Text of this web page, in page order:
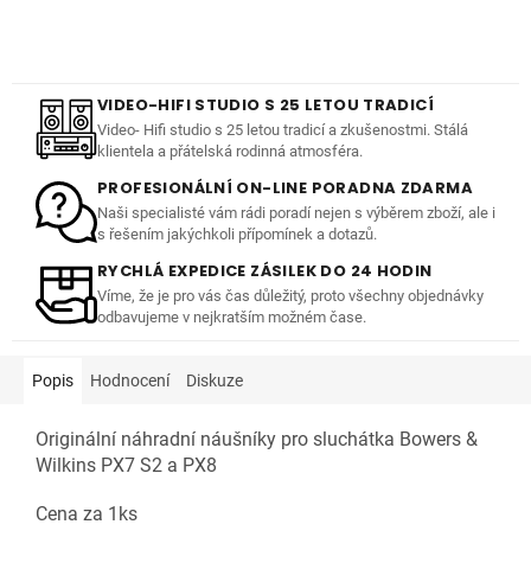
VIDEO-HIFI STUDIO S 25 LETOU TRADICÍ
Video- Hifi studio s 25 letou tradicí a zkušenostmi. Stálá
klientela a přátelská rodinná atmosféra.
PROFESIONÁLNÍ ON-LINE PORADNA ZDARMA
Naši specialisté vám rádi poradí nejen s výběrem zboží, ale i
s řešením jakýchkoli přípomínek a dotazů.
RYCHLÁ EXPEDICE ZÁSILEK DO 24 HODIN
Víme, že je pro vás čas důležitý, proto všechny objednávky
odbavujeme v nejkratším možném čase.
Popis Hodnocení Diskuze
Originální náhradní náušníky pro sluchátka Bowers &
Wilkins PX7 S2 a PX8
Cena za 1ks